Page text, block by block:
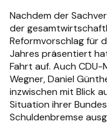
Nachdem der
der
Reformvorschlag für
Jahres präsentiert
Fahrt auf. Auch
Wegner, Daniel
inzwischen mit Blick
Situation ihrer
Schuldenbremse